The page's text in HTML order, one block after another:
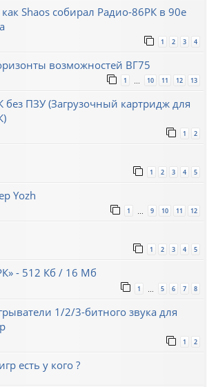
как Shaos собирал Радио-86РК в 90е
1 2 3 4
возможностей ВГ75
1 … 10 11 12 13
ПЗУ (Загрузочный картридж для
1 2
1 2 3 4 5
Yozh
1 … 9 10 11 12
1 2 3 4 5
- 512 Кб / 16 Мб
1 5 6 7 8
1/2/3-битного звука для
1 2
есть у кого ?